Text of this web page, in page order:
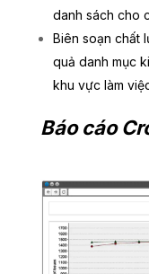
danh sách cho
Biên soạn chất
quả danh mục
khu vực làm
Báo cáo